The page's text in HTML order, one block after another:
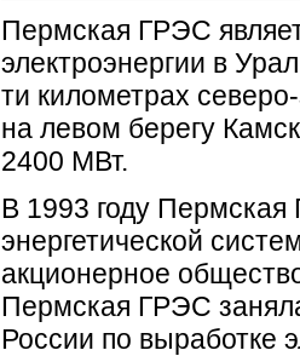
Пермская ГРЭС
электроэнергии в
ти километрах
на левом берегу
2400 МВт.
В 1993 году
энергетической
акционерное
Пермская ГРЭС
России по выработке